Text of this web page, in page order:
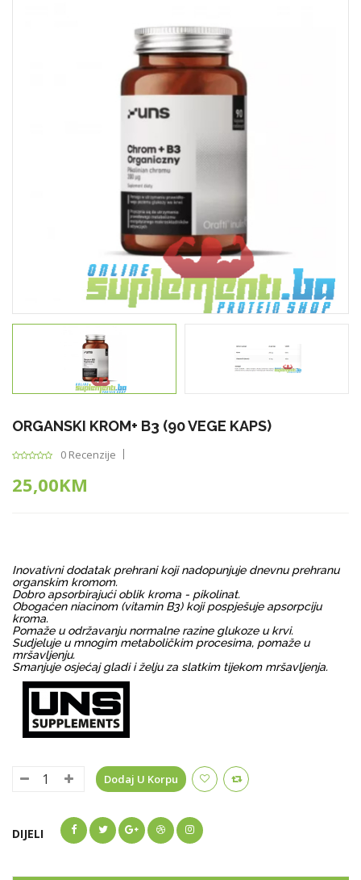
ORGANSKI KROM+ B3 (90 VEGE KAPS)
0 Recenzije
25,00KM
Inovativni dodatak prehrani koji nadopunjuje dnevnu prehranu
organskim kromom.
Dobro apsorbirajući oblik kroma - pikolinat.
Obogaćen niacinom (vitamin B3) koji pospješuje apsorpciju
kroma.
Pomaže u održavanju normalne razine glukoze u krvi.
Sudjeluje u mnogim metaboličkim procesima, pomaže u
mršavljenju.
Smanjuje osjećaj gladi i želju za slatkim tijekom mršavljenja.
Dodaj U Korpu
DIJELI